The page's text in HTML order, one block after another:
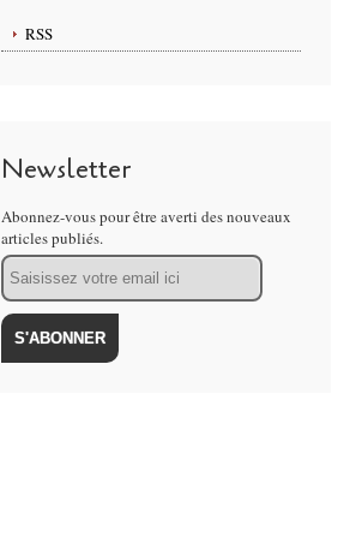
RSS
Newsletter
Abonnez-vous pour être averti des nouveaux
articles publiés.
Email